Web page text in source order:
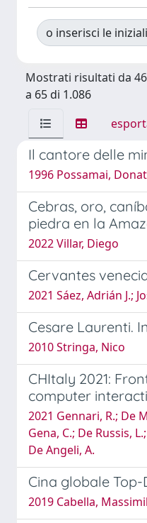
o inserisci le
Mostrati risultati da 46
a 65 di 1.086
Il cantore delle
1996 Possamai,
Cebras, oro,
piedra en la
2022 Villar, Diego
Cervantes
2021 Sáez, Adrián J.;
Cesare Laurenti.
2010 Stringa, Nico
CHItaly 2021:
computer
2021 Gennari, R.; De
Gena, C.; De Russis,
De Angeli, A.
Cina globale Top-
2019 Cabella,